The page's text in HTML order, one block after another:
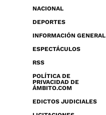
NACIONAL
DEPORTES
INFORMACIÓN GENERAL
ESPECTÁCULOS
RSS
POLÍTICA DE
PRIVACIDAD DE
ÁMBITO.COM
EDICTOS JUDICIALES